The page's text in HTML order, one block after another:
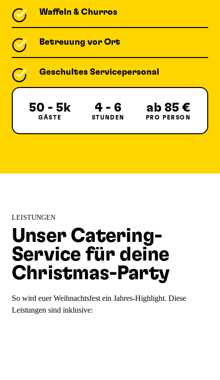
Waffeln & Churros
Betreuung vor Ort
Geschultes Servicepersonal
50 - 5k
GÄSTE
4 - 6
STUNDEN
ab 85 €
PRO PERSON
LEISTUNGEN
Unser Catering-
Service für deine
Christmas-Party
So wird euer Weihnachtsfest ein Jahres-Highlight. Diese
Leistungen sind inklusive: